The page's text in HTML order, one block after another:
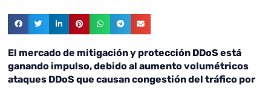
El mercado de mitigación y protección DDoS está
ganando impulso, debido al aumento volumétricos
ataques DDoS que causan congestión del tráfico por